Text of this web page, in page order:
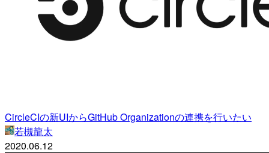
CircleCIの新UIからGitHub Organizationの連携を行いたい
若槻龍太
2020.06.12